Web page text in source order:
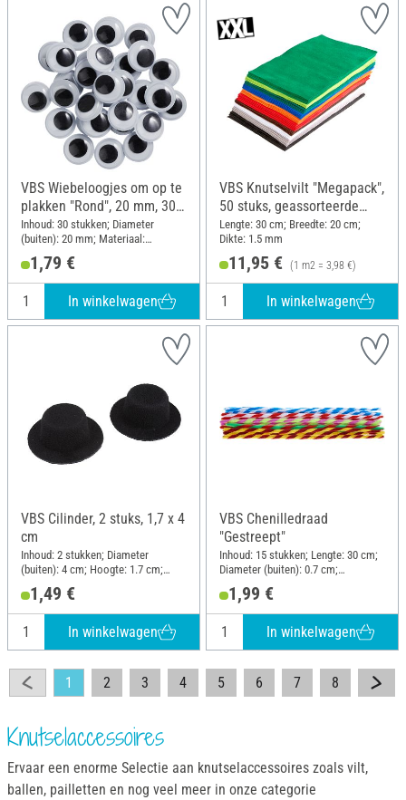
VBS Wiebeloogjes om op te
plakken "Rond", 20 mm, 30
stuks
Inhoud: 30 stukken; Diameter
(buiten): 20 mm; Materiaal:
1,79 €
In winkelwagen
VBS Knutselvilt "Megapack",
50 stuks, geassorteerde
kleuren
Lengte: 30 cm; Breedte: 20 cm;
Dikte: 1.5 mm
11,95 € (1 m2 = 3,98 €)
In winkelwagen
VBS Cilinder, 2 stuks, 1,7 x 4
cm
Inhoud: 2 stukken; Diameter
(buiten): 4 cm; Hoogte: 1.7 cm;
1,49 €
In winkelwagen
VBS Chenilledraad
"Gestreept"
Inhoud: 15 stukken; Lengte: 30 cm;
Diameter (buiten): 0.7 cm;
1,99 €
In winkelwagen
1 2 3 4 5 6 7 8
Knutselaccessoires
Ervaar een enorme Selectie aan knutselaccessoires zoals vilt,
ballen, pailletten en nog veel meer in onze categorie